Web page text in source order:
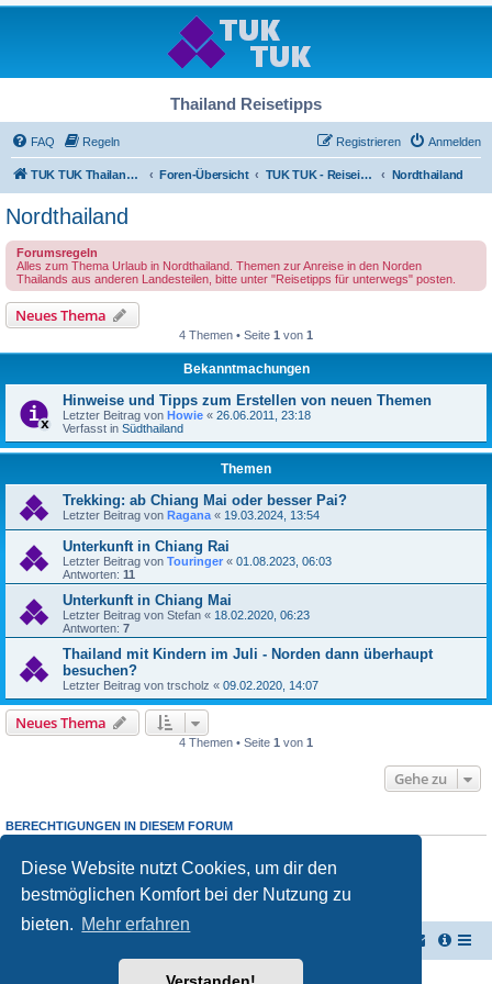
Diese Website nutzt Cookies, um dir den
bestmöglichen Komfort bei der Nutzung zu
bieten. Mehr erfahren
Thailand Reisetipps
FAQ Regeln Anmelden
Registrieren
TUK TUK Thailand Reisetipps Foren-Übersicht TUK TUK - Reiseinfos - Thailand Regional Nordthailand
Nordthailand
Forumsregeln
Alles zum Thema Urlaub in Nordthailand. Themen zur Anreise in den Norden
Thailands aus anderen Landesteilen, bitte unter "Reisetipps für unterwegs" posten.
Neues Thema
4 Themen • Seite 1 von 1
Bekanntmachungen
Hinweise und Tipps zum Erstellen von neuen Themen
Letzter Beitrag von Howie « 26.06.2011, 23:18
Verfasst in Südthailand
Themen
Trekking: ab Chiang Mai oder besser Pai?
Letzter Beitrag von Ragana « 19.03.2024, 13:54
Unterkunft in Chiang Rai
Letzter Beitrag von Touringer « 01.08.2023, 06:03
Antworten: 11
Unterkunft in Chiang Mai
Letzter Beitrag von Stefan « 18.02.2020, 06:23
Antworten: 7
Thailand mit Kindern im Juli - Norden dann überhaupt
besuchen?
Letzter Beitrag von trscholz « 09.02.2020, 14:07
Neues Thema
4 Themen • Seite 1 von 1
Gehe zu
BERECHTIGUNGEN IN DIESEM FORUM
Du darfst keineAntworten zu Themen in diesem Forum erstellen.
Du darfst deine Beiträge in diesem Forumnichtändern.
Du darfst deine Beiträge in diesem Forum nicht löschen.
keine
Powered byphpBB® Forum Software © phpBB Limited